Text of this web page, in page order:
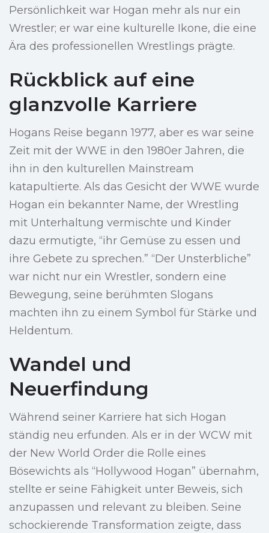
Persönlichkeit war Hogan mehr als nur ein
Wrestler; er war eine kulturelle Ikone, die eine
Ära des professionellen Wrestlings prägte.
Rückblick auf eine
glanzvolle Karriere
Hogans Reise begann 1977, aber es war seine
Zeit mit der WWE in den 1980er Jahren, die
ihn in den kulturellen Mainstream
katapultierte. Als das Gesicht der WWE wurde
Hogan ein bekannter Name, der Wrestling
mit Unterhaltung vermischte und Kinder
dazu ermutigte, “ihr Gemüse zu essen und
ihre Gebete zu sprechen.” “Der Unsterbliche”
war nicht nur ein Wrestler, sondern eine
Bewegung, seine berühmten Slogans
machten ihn zu einem Symbol für Stärke und
Heldentum.
Wandel und
Neuerfindung
Während seiner Karriere hat sich Hogan
ständig neu erfunden. Als er in der WCW mit
der New World Order die Rolle eines
Bösewichts als “Hollywood Hogan” übernahm,
stellte er seine Fähigkeit unter Beweis, sich
anzupassen und relevant zu bleiben. Seine
schockierende Transformation zeigte, dass